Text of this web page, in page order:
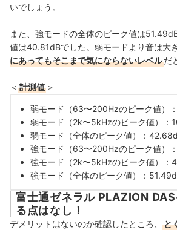
いでしょう。
また、強モードの全体のピーク値は
値は40.81dBでした。弱モードより音は大
にあってもそこまで気にならないレベルだ
＜ 計測値 ＞
弱モード（63〜200Hzのピーク値）
弱モード（2k〜5kHzのピーク値）：
弱モード（全体のピーク値）：
強モード（63〜200Hzのピーク値）
強モード（2k〜5kHzのピーク値）：
強モード（全体のピーク値）：
富士通ゼネラル PLAZION
る点はなし！
デメリットはないのか確認したところ、
と